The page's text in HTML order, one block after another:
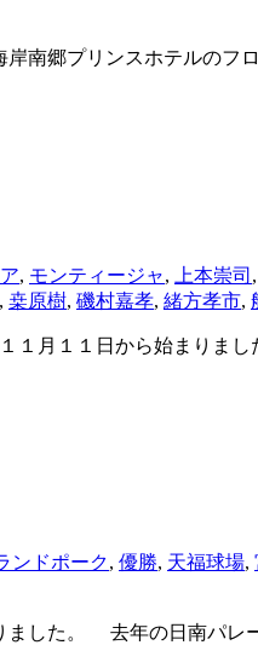
南郷プリンスホテルの
, モンティージャ, 上本崇司 ,
, 桒原樹, 磯村嘉孝, 緒方孝市,
月１１日から始まりま
ンドポーク, 優勝, 天福球場,
した。 去年の日南パレ